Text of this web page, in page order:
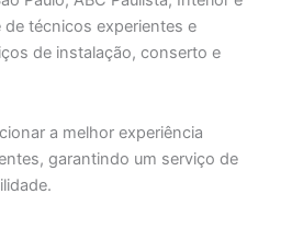
de técnicos experientes e
de instalação, conserto e
a melhor experiência
garantindo um serviço de